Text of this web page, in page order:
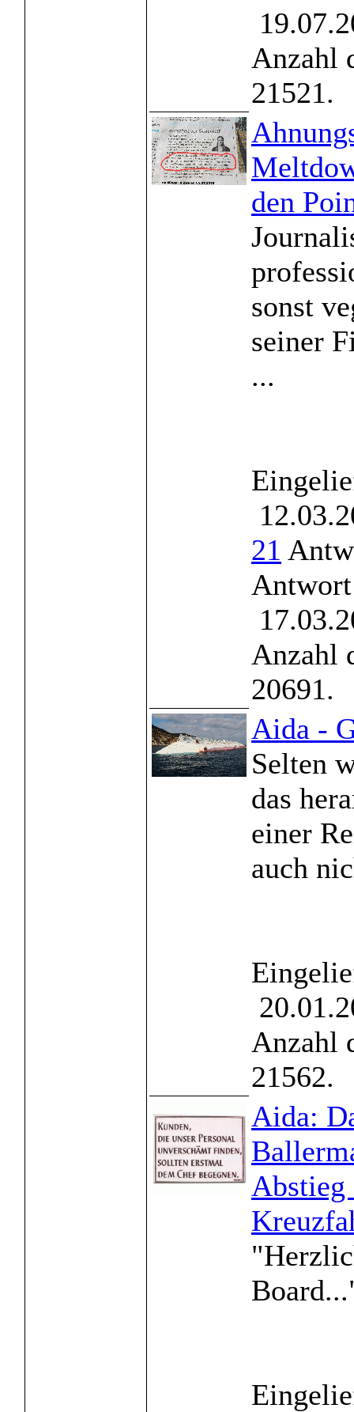
Anzahl
21521.
den
sonst
seiner
...
21
Anzahl
20691.
Aida -
Selten
das
einer
auch
Anzahl
21562.
Aida:
Abstieg